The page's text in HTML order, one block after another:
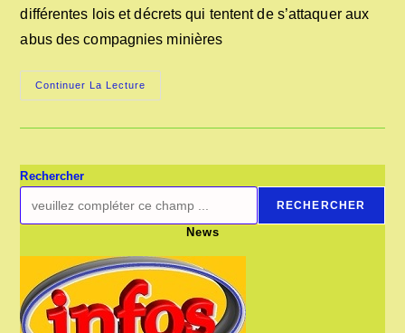
différentes lois et décrets qui tentent de s’attaquer aux
abus des compagnies minières
Continuer La Lecture
TRAVAIL
MINES
1840
Rechercher
RECHERCHER
News